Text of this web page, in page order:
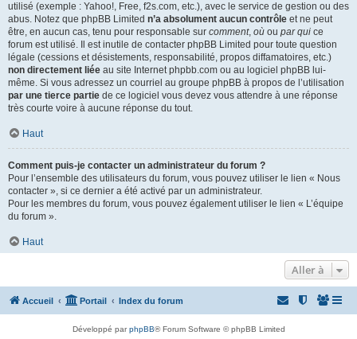
utilisé (exemple : Yahoo!, Free, f2s.com, etc.), avec le service de gestion ou des
abus. Notez que phpBB Limited n’a absolument aucun contrôle et ne peut
être, en aucun cas, tenu pour responsable sur comment, où ou par qui ce
forum est utilisé. Il est inutile de contacter phpBB Limited pour toute question
légale (cessions et désistements, responsabilité, propos diffamatoires, etc.)
non directement liée au site Internet phpbb.com ou au logiciel phpBB lui-
même. Si vous adressez un courriel au groupe phpBB à propos de l’utilisation
par une tierce partie de ce logiciel vous devez vous attendre à une réponse
très courte voire à aucune réponse du tout.
Haut
Comment puis-je contacter un administrateur du forum ?
Pour l’ensemble des utilisateurs du forum, vous pouvez utiliser le lien « Nous
contacter », si ce dernier a été activé par un administrateur.
Pour les membres du forum, vous pouvez également utiliser le lien « L’équipe
du forum ».
Haut
Aller à
Accueil Portail Index du forum
Développé parphpBB® Forum Software © phpBB Limited